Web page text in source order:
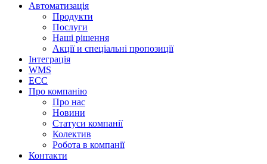
Автоматизація
Продукти
Послуги
Наші рішення
Акції и спеціальні пропозиції
Інтеграція
WMS
ECC
Про компанію
Про нас
Новини
Cтатуси компанії
Колектив
Робота в компанії
Контакти